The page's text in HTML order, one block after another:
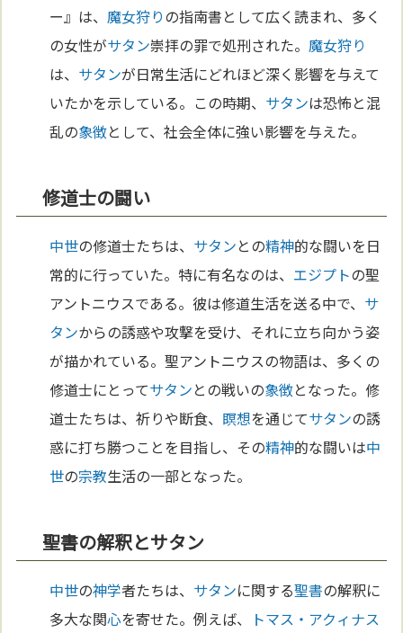
ー』は、魔女狩りの指南書として広く読まれ、多く
の女性がサタン崇拝の罪で処刑された。魔女狩り
は、 サタンが日常生活にどれほど深く影響を与えて
いたかを示している。この時期、 サタンは恐怖と混
乱の象徴として、社会全体に強い影響を与えた。
修道士の闘い
中世の修道士たちは、 サタンとの精神的な闘いを日
常的に行っていた。特に有名なのは、 エジプトの聖
アントニウスである。彼は修道生活を送る中で、 サ
タンからの誘惑や攻撃を受け、それに立ち向かう姿
が描かれている。聖アントニウスの物語は、多くの
修道士にとってサタンとの戦いの象徴となった。修
道士たちは、祈りや断食、 瞑想を通じてサタンの誘
惑に打ち勝つことを目指し、その精神的な闘いは中
世の宗教生活の一部となった。
聖書の解釈とサタン
中世の神学者たちは、 サタンに関する聖書の解釈に
多大な関心を寄せた。例えば、
トマス・アクィナス